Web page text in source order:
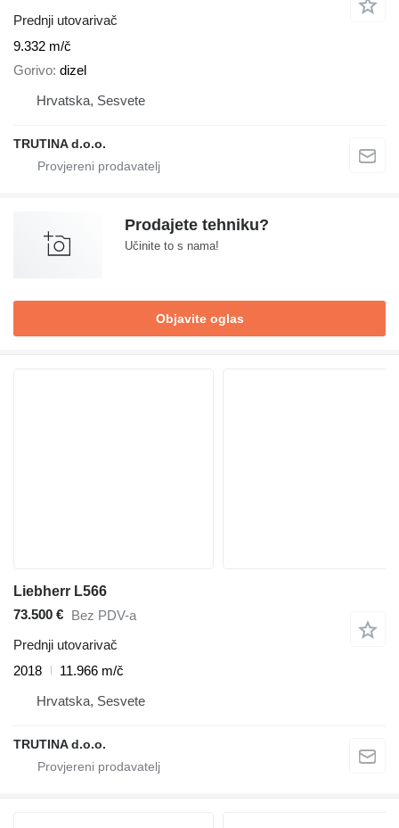
Prednji utovarivač
9.332 m/č
Gorivo dizel
Hrvatska, Sesvete
TRUTINA d.o.o.
Prodajete tehniku?
Učinite to s nama!
Objavite oglas
Liebherr L566
73.500 € Bez PDV-a
Prednji utovarivač
2018
11.966 m/č
Hrvatska, Sesvete
TRUTINA d.o.o.